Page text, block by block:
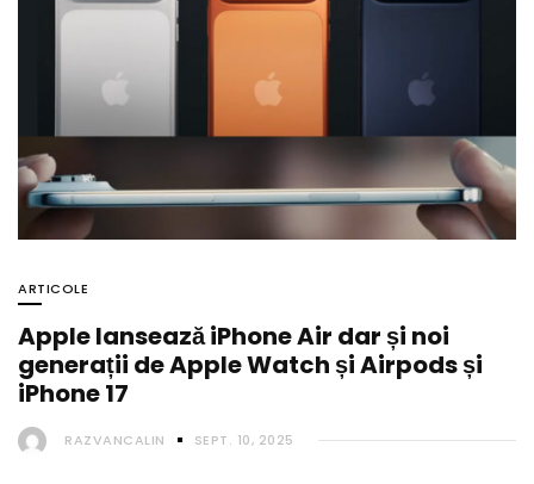
ARTICOLE
Apple lansează iPhone Air dar și noi
generații de Apple Watch și Airpods și
iPhone 17
RAZVANCALIN SEPT. 10, 2025